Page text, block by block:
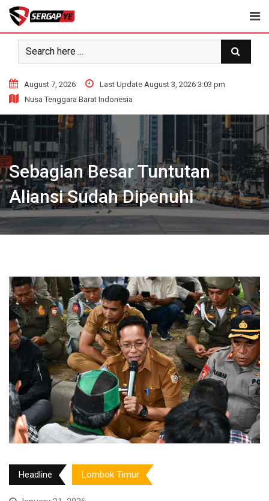
Skip
content
August 7, 2026
Last Update August 3, 2026 3:03 pm
Nusa Tenggara Barat Indonesia
Sebagian Besar Tuntutan
Aliansi Sudah Dipenuhi
Headline Lombok Timur